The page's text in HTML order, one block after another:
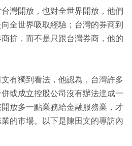
灣開放，也對全世界開放，他們
全世界吸取經驗；台灣的券商到
拚，而不是只跟台灣券商，他的
有獨到看法，他認為，台灣許多
或成立控股公司沒有辦法達成一
放多一點業務給金融服務業，才
的市場。以下是陳田文的專訪內